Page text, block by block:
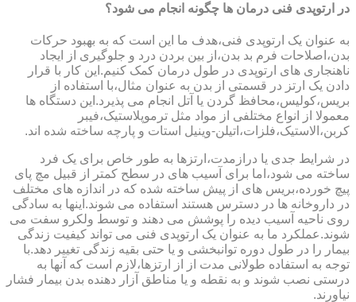
در ارتوپدی فنی درمان ها چگونه انجام می شود؟
به عنوان یک ارتوپدی فنی،هدف ما این است که به بهبود حرکات
بدن،اصلاحات فرم بد بدن،از بین بردن درد و جلوگیری از ایجاد
ناهنجاری های ارتوپدی در طول درمان کمک کنیم.این کار با قرار
دادن یک ارتز در قسمتی از بدن به عنوان مثال،با استفاده از
بریس،کولیس،محافظ گردن یا آتل انجام می پذیرد.این دستگاه ها
معمولا از انواع مختلفی از مواد مثل ترموپلاستیک،فیبر
کربن،الاستیک،فلزات،اتیلن-وینیل استات و پارچه ساخته شده اند.
در شرایط جدی یا درازمدت،ارتزها به طور خاص برای یک فرد
ساخته می شود،اما برای آسیب های در سطح کمتر از قبیل مچ پای
پیچ خورده،بریس های از پیش ساخته شده که در اندازه های مختلف
در داروخانه ها در دسترس هستند استفاده می شوند.اینها به سادگی
روی ناحیه آسیب دیده را پوشش می دهند و توسط ولکرو سفت می
شوند.عملکرد ما به عنوان یک ارتوپدی فنی می تواند کیفیت زندگی
بیمار را در طول دوره توانبخشی و یا حتی بقیه زندگی تغییر دهد.با
توجه به استفاده طولانی مدت از از ارتزها،لازم است که آنها به
درستی نصب شوند و به نقطه و یا مناطق آزار دهنده بدن بیمار فشار
نیاورند.